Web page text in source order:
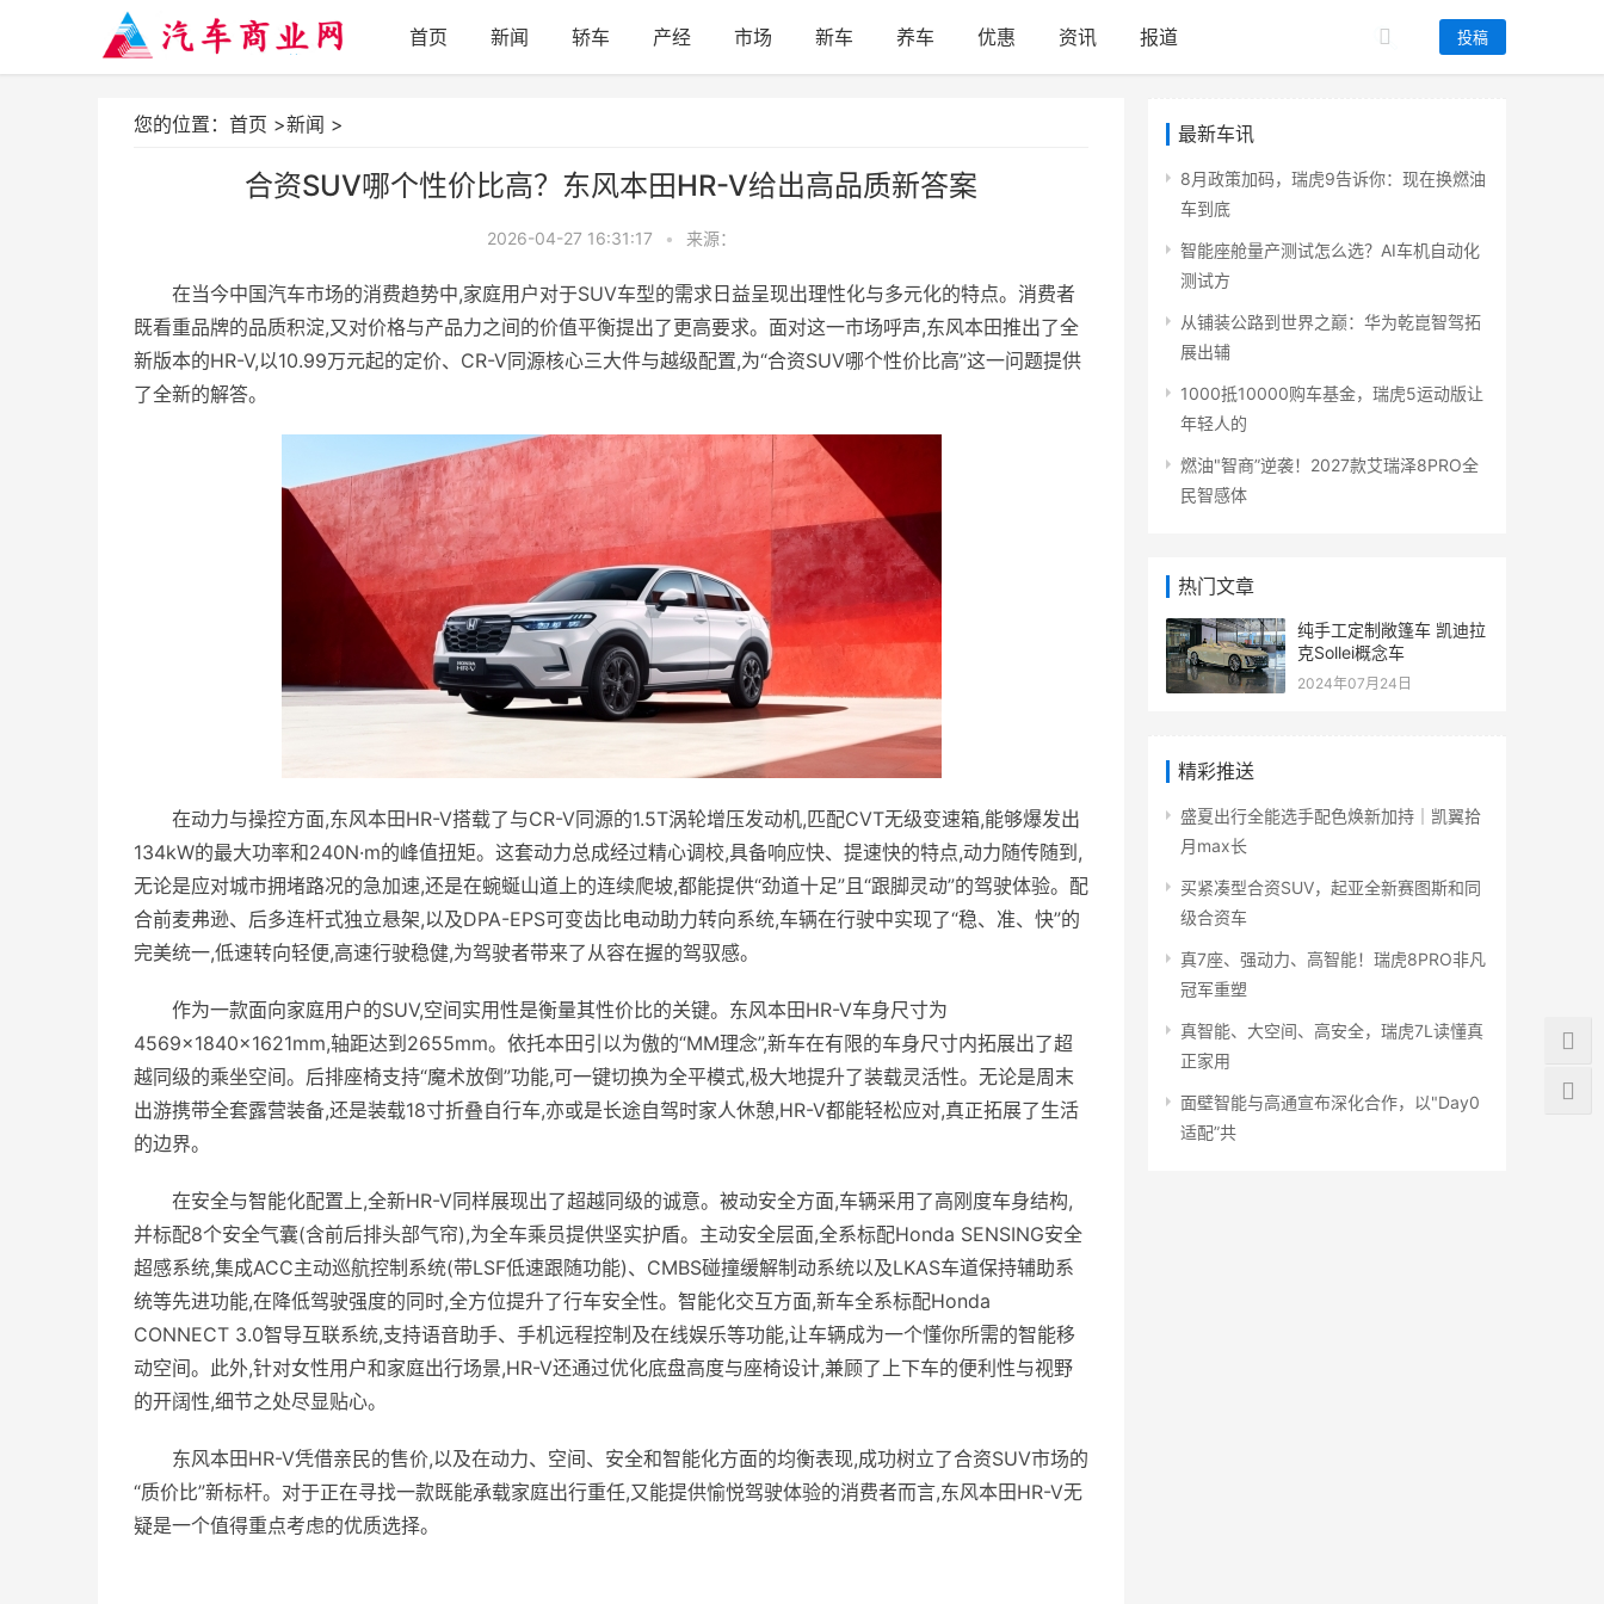
首页 新闻 轿车 产经 市场 新车 养车 优惠 资讯 报道 投稿
您的位置： 首页 >新闻 >
合资SUV哪个性价比高？东风本田HR-V给出高品质新答案
2026-04-27 16:31:17 • 来源：
在当今中国汽车市场的消费趋势中,家庭用户对于SUV车型的需求日益呈现出理性化与多元化的特点。消费者
既看重品牌的品质积淀,又对价格与产品力之间的价值平衡提出了更高要求。面对这一市场呼声,东风本田推出了全
新版本的HR-V,以10.99万元起的定价、CR-V同源核心三大件与越级配置,为“合资SUV哪个性价比高”这一问题提供
了全新的解答。
在动力与操控方面,东风本田HR-V搭载了与CR-V同源的1.5T涡轮增压发动机,匹配CVT无级变速箱,能够爆发出
134kW的最大功率和240N·m的峰值扭矩。这套动力总成经过精心调校,具备响应快、提速快的特点,动力随传随到,
无论是应对城市拥堵路况的急加速,还是在蜿蜒山道上的连续爬坡,都能提供“劲道十足”且“跟脚灵动”的驾驶体验。配
合前麦弗逊、后多连杆式独立悬架,以及DPA-EPS可变齿比电动助力转向系统,车辆在行驶中实现了“稳、准、快”的
完美统一,低速转向轻便,高速行驶稳健,为驾驶者带来了从容在握的驾驭感。
作为一款面向家庭用户的SUV,空间实用性是衡量其性价比的关键。东风本田HR-V车身尺寸为
4569×1840×1621mm,轴距达到2655mm。依托本田引以为傲的“MM理念”,新车在有限的车身尺寸内拓展出了超
越同级的乘坐空间。后排座椅支持“魔术放倒”功能,可一键切换为全平模式,极大地提升了装载灵活性。无论是周末
出游携带全套露营装备,还是装载18寸折叠自行车,亦或是长途自驾时家人休憩,HR-V都能轻松应对,真正拓展了生活
的边界。
在安全与智能化配置上,全新HR-V同样展现出了超越同级的诚意。被动安全方面,车辆采用了高刚度车身结构,
并标配8个安全气囊(含前后排头部气帘),为全车乘员提供坚实护盾。主动安全层面,全系标配Honda SENSING安全
超感系统,集成ACC主动巡航控制系统(带LSF低速跟随功能)、CMBS碰撞缓解制动系统以及LKAS车道保持辅助系
统等先进功能,在降低驾驶强度的同时,全方位提升了行车安全性。智能化交互方面,新车全系标配Honda
CONNECT 3.0智导互联系统,支持语音助手、手机远程控制及在线娱乐等功能,让车辆成为一个懂你所需的智能移
动空间。此外,针对女性用户和家庭出行场景,HR-V还通过优化底盘高度与座椅设计,兼顾了上下车的便利性与视野
的开阔性,细节之处尽显贴心。
东风本田HR-V凭借亲民的售价,以及在动力、空间、安全和智能化方面的均衡表现,成功树立了合资SUV市场的
“质价比”新标杆。对于正在寻找一款既能承载家庭出行重任,又能提供愉悦驾驶体验的消费者而言,东风本田HR-V无
疑是一个值得重点考虑的优质选择。
最新车讯
8月政策加码，瑞虎9告诉你：现在换燃油
车到底
智能座舱量产测试怎么选？AI车机自动化
测试方
从铺装公路到世界之巅：华为乾崑智驾拓
展出辅
1000抵10000购车基金，瑞虎5运动版让
年轻人的
燃油"智商”逆袭！2027款艾瑞泽8PRO全
民智感体
热门文章
纯手工定制敞篷车 凯迪拉
克Sollei概念车
2024年07月24日
精彩推送
盛夏出行全能选手配色焕新加持｜凯翼拾
月max长
买紧凑型合资SUV，起亚全新赛图斯和同
级合资车
真7座、强动力、高智能！瑞虎8PRO非凡
冠军重塑
真智能、大空间、高安全，瑞虎7L读懂真
正家用
面壁智能与高通宣布深化合作，以"Day0
适配”共